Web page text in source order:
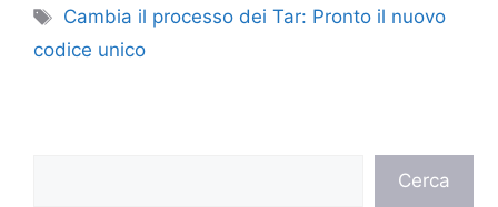
Tag
Cambia il processo dei Tar: Pronto il nuovo
codice unico
Cerca